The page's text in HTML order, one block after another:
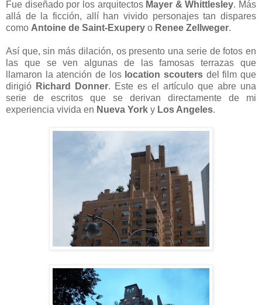
Fue diseñado por los arquitectos Mayer & Whittlesley. Más
allá de la ficción, allí han vivido personajes tan dispares
como Antoine de Saint-Exupery o Renee Zellweger.
Así que, sin más dilación, os presento una serie de fotos en
las que se ven algunas de las famosas terrazas que
llamaron la atención de los location scouters del film que
dirigió Richard Donner. Este es el artículo que abre una
serie de escritos que se derivan directamente de mi
experiencia vivida en Nueva York y Los Angeles.